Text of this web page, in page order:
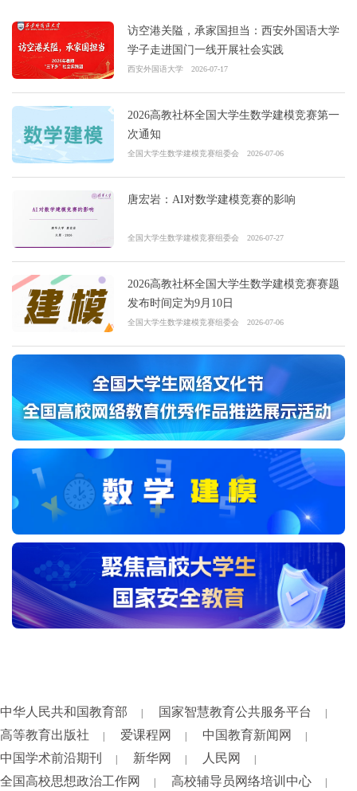
访空港关隘，承家国担当：西安外国语大学
学子走进国门一线开展社会实践
西安外国语大学 2026-07-17
2026高教社杯全国大学生数学建模竞赛第一
次通知
全国大学生数学建模竞赛组委会 2026-07-06
唐宏岩：AI对数学建模竞赛的影响
全国大学生数学建模竞赛组委会 2026-07-27
2026高教社杯全国大学生数学建模竞赛赛题
发布时间定为9月10日
全国大学生数学建模竞赛组委会 2026-07-06
中华人民共和国教育部 国家智慧教育公共服务平台
高等教育出版社 爱课程网 中国教育新闻网
中国学术前沿期刊 新华网 人民网
全国高校思想政治工作网 高校辅导员网络培训中心